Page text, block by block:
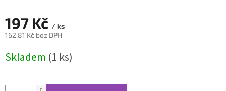
197 Kč / ks
162,81 Kč bez DPH
cena:
Skladem (1 ks)